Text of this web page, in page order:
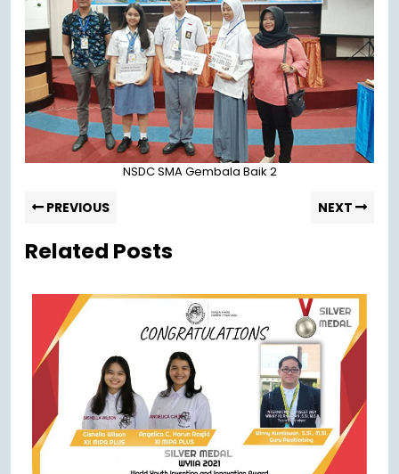
NSDC SMA Gembala Baik 2
PREVIOUS NEXT
Related Posts